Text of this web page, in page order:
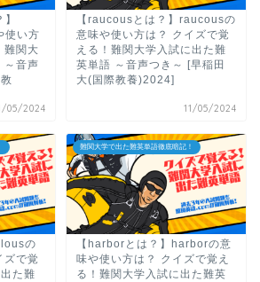
使い方
難関大
～音声
05/2024
【raucousとは？】raucousの
意味や使い方は？ クイズで覚
える！難関大学入試に出た難
英単語 ～音声つき～ [早稲田
大(国際教養)2024]
11/05/2024
の
ズで覚
た難
難関大学で出た難英単語徹底暗記！
【harborとは？】harborの意
味や使い方は？ クイズで覚え
る！難関大学入試に出た難英